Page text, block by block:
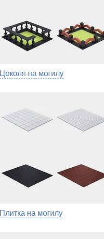
Цоколя на могилу
Плитка на могилу